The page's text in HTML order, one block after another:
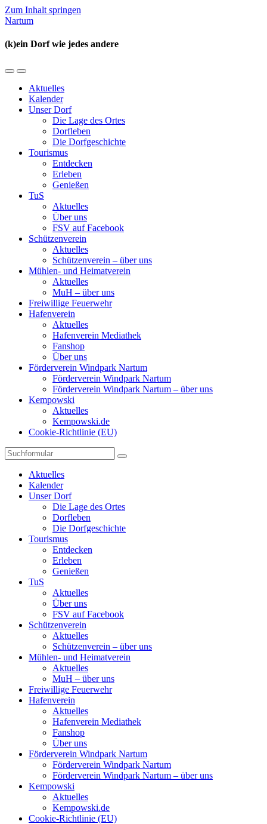
Zum Inhalt springen
Nartum
(k)ein Dorf wie jedes andere
Mobil-
umschalten
Suchfeld
umschalten
Aktuelles
Kalender
Unser Dorf
Die Lage des Ortes
Dorfleben
Die Dorfgeschichte
Tourismus
Entdecken
Erleben
Genießen
TuS
Aktuelles
Über uns
FSV auf Facebook
Schützenverein
Aktuelles
Schützenverein – über uns
Mühlen- und Heimatverein
Aktuelles
MuH – über uns
Freiwillige Feuerwehr
Hafenverein
Aktuelles
Hafenverein Mediathek
Fanshop
Über uns
Förderverein Windpark Nartum
Förderverein Windpark Nartum
Förderverein Windpark Nartum – über uns
Kempowski
Aktuelles
Kempowski.de
Cookie-Richtlinie (EU)
Suchen
Aktuelles
Kalender
Unser Dorf
Die Lage des Ortes
Dorfleben
Die Dorfgeschichte
Tourismus
Entdecken
Erleben
Genießen
TuS
Aktuelles
Über uns
FSV auf Facebook
Schützenverein
Aktuelles
Schützenverein – über uns
Mühlen- und Heimatverein
Aktuelles
MuH – über uns
Freiwillige Feuerwehr
Hafenverein
Aktuelles
Hafenverein Mediathek
Fanshop
Über uns
Förderverein Windpark Nartum
Förderverein Windpark Nartum
Förderverein Windpark Nartum – über uns
Kempowski
Aktuelles
Kempowski.de
Cookie-Richtlinie (EU)